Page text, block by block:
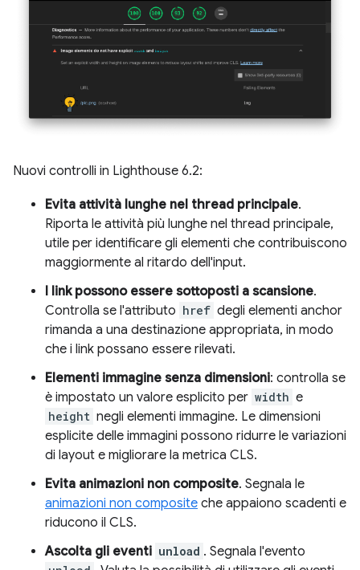
Nuovi controlli in Lighthouse 6.2:
Evita attività lunghe nel thread principale.
Riporta le attività più lunghe nel thread principale,
utile per identificare gli elementi che contribuiscono
maggiormente al ritardo dell'input.
I link possono essere sottoposti a scansione.
Controlla se l'attributo href degli elementi anchor
rimanda a una destinazione appropriata, in modo
che i link possano essere rilevati.
Elementi immagine senza dimensioni: controlla se
è impostato un valore esplicito per width e
height negli elementi immagine. Le dimensioni
esplicite delle immagini possono ridurre le variazioni
di layout e migliorare la metrica CLS.
Evita animazioni non composite. Segnala le
animazioni non composite che appaiono scadenti e
riducono il CLS.
Ascolta gli eventi unload . Segnala l'evento